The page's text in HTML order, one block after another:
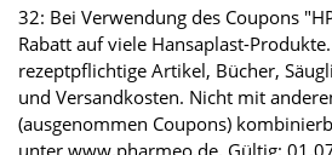
32: Bei Verwendung des Coupons
Rabatt auf viele Hansaplast-
rezeptpflichtige Artikel, Bücher,
und Versandkosten. Nicht mit
(ausgenommen Coupons)